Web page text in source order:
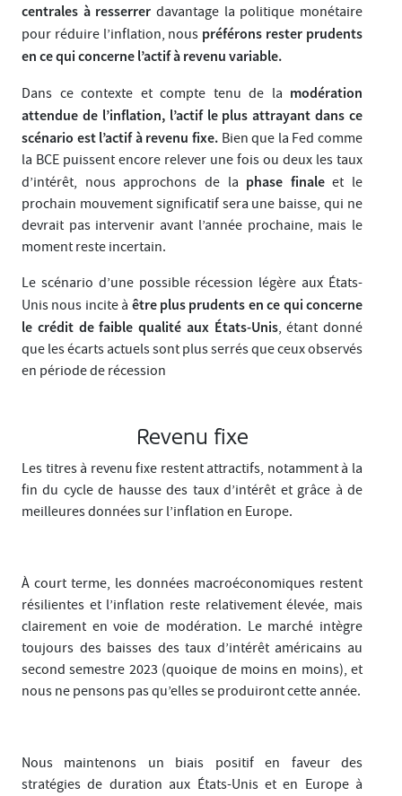
centrales à resserrer davantage la politique monétaire
pour réduire l’inflation, nous préférons rester prudents
en ce qui concerne l’actif à revenu variable.
Dans ce contexte et compte tenu de la modération
attendue de l’inflation, l’actif le plus attrayant dans ce
scénario est l’actif à revenu fixe. Bien que la Fed comme
la BCE puissent encore relever une fois ou deux les taux
d’intérêt, nous approchons de la phase finaleet le
prochain mouvement significatif sera une baisse, qui ne
devrait pas intervenir avant l’année prochaine, mais le
moment reste incertain.
Le scénario d’une possible récession légère aux États-
Unis nous incite à être plus prudents en ce qui concerne
le crédit de faible qualité aux États-Unis, étant donné
que les écarts actuels sont plus serrés que ceux observés
en période de récession
Revenu fixe
Les titres à revenu fixe restent attractifs, notamment à la
fin du cycle de hausse des taux d’intérêt et grâce à de
meilleures données sur l’inflation en Europe.
À court terme, les données macroéconomiques restent
résilientes et l’inflation reste relativement élevée, mais
clairement en voie de modération. Le marché intègre
toujours des baisses des taux d’intérêt américains au
second semestre 2023 (quoique de moins en moins), et
nous ne pensons pas qu’elles se produiront cette année.
Nous maintenons un biais positif en faveur des
stratégies de duration aux États-Unis et en Europe à